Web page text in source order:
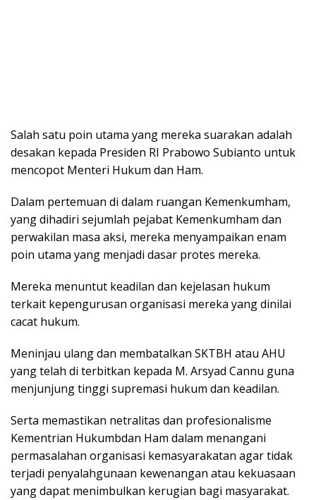
Salah satu poin utama yang mereka suarakan adalah
desakan kepada Presiden RI Prabowo Subianto untuk
mencopot Menteri Hukum dan Ham.
Dalam pertemuan di dalam ruangan Kemenkumham,
yang dihadiri sejumlah pejabat Kemenkumham dan
perwakilan masa aksi, mereka menyampaikan enam
poin utama yang menjadi dasar protes mereka.
Mereka menuntut keadilan dan kejelasan hukum
terkait kepengurusan organisasi mereka yang dinilai
cacat hukum.
Meninjau ulang dan membatalkan SKTBH atau AHU
yang telah di terbitkan kepada M. Arsyad Cannu guna
menjunjung tinggi supremasi hukum dan keadilan.
Serta memastikan netralitas dan profesionalisme
Kementrian Hukumbdan Ham dalam menangani
permasalahan organisasi kemasyarakatan agar tidak
terjadi penyalahgunaan kewenangan atau kekuasaan
yang dapat menimbulkan kerugian bagi masyarakat.